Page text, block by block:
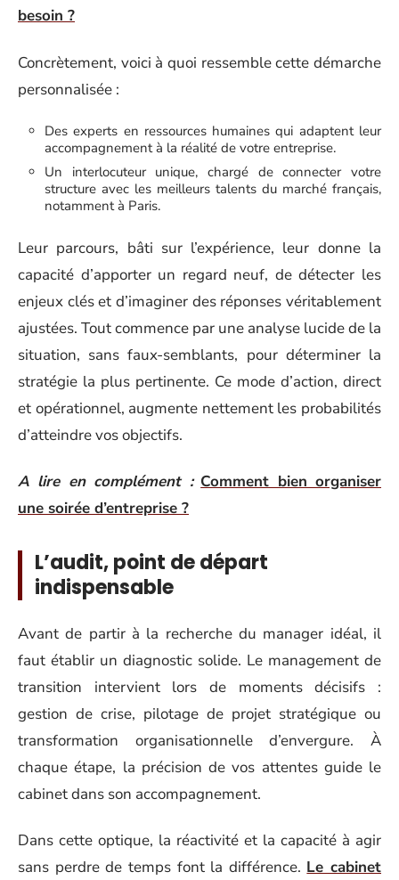
besoin ?
Concrètement, voici à quoi ressemble cette démarche
personnalisée :
Des experts en ressources humaines qui adaptent leur
accompagnement à la réalité de votre entreprise.
Un interlocuteur unique, chargé de connecter votre
structure avec les meilleurs talents du marché français,
notamment à Paris.
Leur parcours, bâti sur l’expérience, leur donne la
capacité d’apporter un regard neuf, de détecter les
enjeux clés et d’imaginer des réponses véritablement
ajustées. Tout commence par une analyse lucide de la
situation, sans faux-semblants, pour déterminer la
stratégie la plus pertinente. Ce mode d’action, direct
et opérationnel, augmente nettement les probabilités
d’atteindre vos objectifs.
A lire en complément : Comment bien organiser
une soirée d’entreprise ?
L’audit, point de départ
indispensable
Avant de partir à la recherche du manager idéal, il
faut établir un diagnostic solide. Le management de
transition intervient lors de moments décisifs :
gestion de crise, pilotage de projet stratégique ou
transformation organisationnelle d’envergure. À
chaque étape, la précision de vos attentes guide le
cabinet dans son accompagnement.
Dans cette optique, la réactivité et la capacité à agir
sans perdre de temps font la différence. Le cabinet